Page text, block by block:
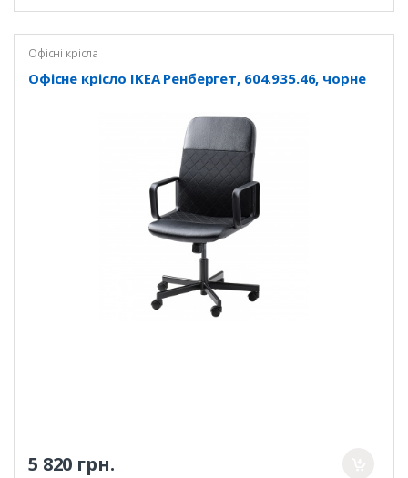
Офісні крісла
Офісне крісло IKEA Ренбергет, 604.935.46, чорне
5 820 грн.